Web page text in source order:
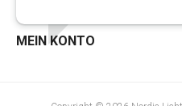
MEIN KONTO